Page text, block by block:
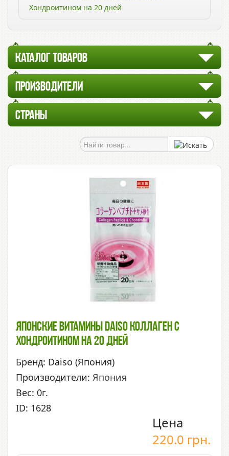
Хондроитином на 20 дней
КАТАЛОГ ТОВАРОВ
ПРОИЗВОДИТЕЛИ
СТРАНЫ
Японские Витамины Daiso Коллаген C
Хондроитином На 20 Дней
Бренд: Daiso (Япония)
Производители: Япония
Вес: 0г.
ID: 1628
Цена
220.0 грн.